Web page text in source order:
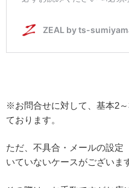
※お問合せに対して、基本2
ております。
ただ、不具合・メールの設定
いていないケースがございま